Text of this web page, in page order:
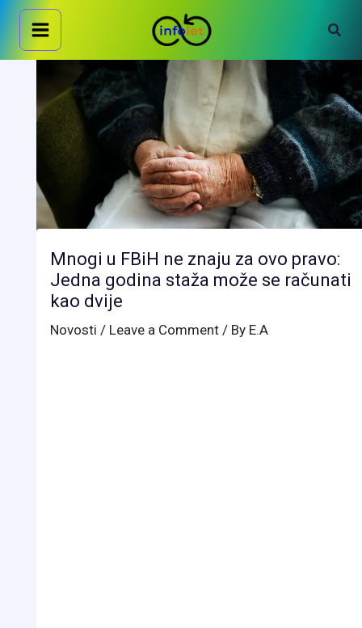
Skip
content
Mnogi u FBiH ne znaju za ovo pravo:
Jedna godina staža može se računati
kao dvije
Novosti / Leave a Comment / By E.A